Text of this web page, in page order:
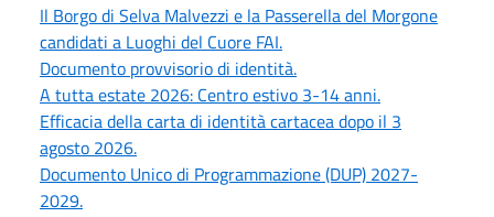
Il Borgo di Selva Malvezzi e la Passerella del Morgone
candidati a Luoghi del Cuore FAI.
Documento provvisorio di identità.
A tutta estate 2026: Centro estivo 3-14 anni.
Efficacia della carta di identità cartacea dopo il 3
agosto 2026.
Documento Unico di Programmazione (DUP) 2027-
2029.